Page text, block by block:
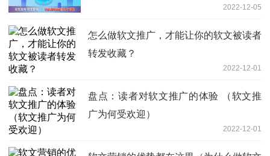
2022-12-05
怎么做软文推广，才能让你的软文被读者
转发收藏？
2022-12-01
盘点：读者对软文推广的体验 （软文推
广为何受欢迎）
2022-12-01